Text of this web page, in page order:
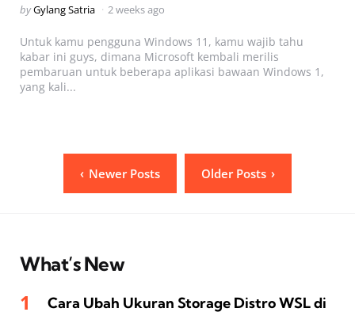
Posted
byGylang Satria 2 weeks ago
Untuk kamu pengguna Windows 11, kamu wajib tahu
kabar ini guys, dimana Microsoft kembali merilis
pembaruan untuk beberapa aplikasi bawaan Windows 1,
yang kali...
pagination
Newer Posts Older Posts
What’s New
Cara Ubah Ukuran Storage Distro WSL di